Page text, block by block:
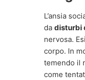
L’ansia
da disturbi
nervosa.
corpo. In
temendo il
come